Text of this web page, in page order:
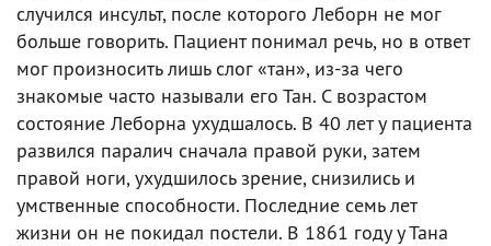
случился инсульт, после которого Леборн не мог
больше говорить. Пациент понимал речь, но в ответ
мог произносить лишь слог «тан», из-за чего
знакомые часто называли его Тан. С возрастом
состояние Леборна ухудшалось. В 40 лет у пациента
развился паралич сначала правой руки, затем
правой ноги, ухудшилось зрение, снизились и
умственные способности. Последние семь лет
жизни он не покидал постели. В 1861 году у Тана